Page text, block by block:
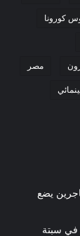
كورونا
مصر
يضع
في سبتة